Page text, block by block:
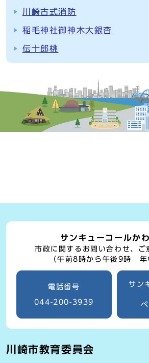
川崎古式消防
稲毛神社御神木大銀杏
伝十郎桃
サンキューコールか
市政に関するお問い合わせ、ご
（午前8時から午後9時 年
電話番号
044-200-3939
サン
川崎市教育委員会